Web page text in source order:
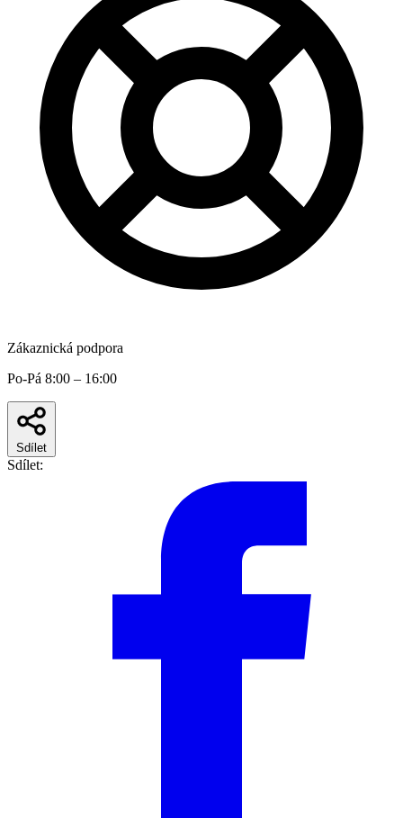
Zákaznická podpora
Po-Pá 8:00 – 16:00
Sdílet
Sdílet: